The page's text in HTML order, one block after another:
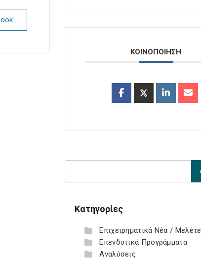
ΚΟΙΝΟΠΟΙΗΣΗ
Κατηγορίες
Επιχειρηματικά Νέα /
Επενδυτικά Προγράμματα
Αναλύσεις